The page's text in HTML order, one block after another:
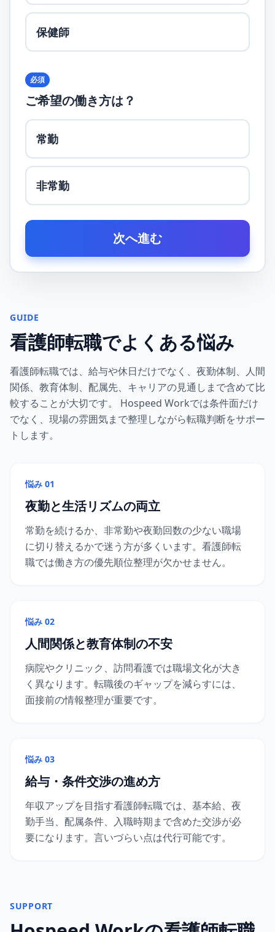
保健師
必須
ご希望の働き方は？
常勤
非常勤
次へ進む
GUIDE
看護師転職でよくある悩み
看護師転職では、給与や休日だけでなく、夜勤体制、人間
関係、教育体制、配属先、キャリアの見通しまで含めて比
較することが大切です。 Hospeed Workでは条件面だけ
でなく、現場の雰囲気まで整理しながら転職判断をサポー
トします。
悩み 01
夜勤と生活リズムの両立
常勤を続けるか、非常勤や夜勤回数の少ない職場
に切り替えるかで迷う方が多くいます。看護師転
職では働き方の優先順位整理が欠かせません。
悩み 02
人間関係と教育体制の不安
病院やクリニック、訪問看護では職場文化が大き
く異なります。転職後のギャップを減らすには、
面接前の情報整理が重要です。
悩み 03
給与・条件交渉の進め方
年収アップを目指す看護師転職では、基本給、夜
勤手当、配属条件、入職時期まで含めた交渉が必
要になります。言いづらい点は代行可能です。
SUPPORT